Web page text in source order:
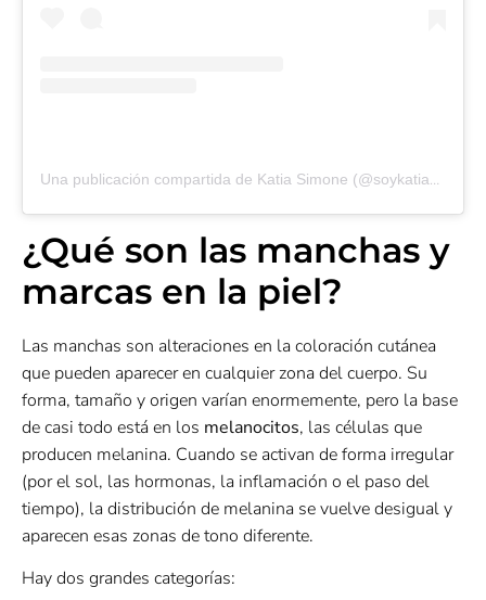
Una publicación compartida de Katia Simone (@soykatiasimone)
¿Qué son las manchas y
marcas en la piel?
Las manchas son alteraciones en la coloración cutánea
que pueden aparecer en cualquier zona del cuerpo. Su
forma, tamaño y origen varían enormemente, pero la base
de casi todo está en los melanocitos, las células que
producen melanina. Cuando se activan de forma irregular
(por el sol, las hormonas, la inflamación o el paso del
tiempo), la distribución de melanina se vuelve desigual y
aparecen esas zonas de tono diferente.
Hay dos grandes categorías: